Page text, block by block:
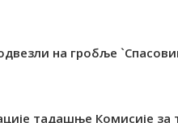
на гробље
тадашње Комисије за